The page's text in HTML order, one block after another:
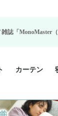
モノマスター）
カーテン
既成カーテ
遮光カーテ
レース・シ
Disney ディ
ン
MOOMIN ム
ン
PEANUTS
テン